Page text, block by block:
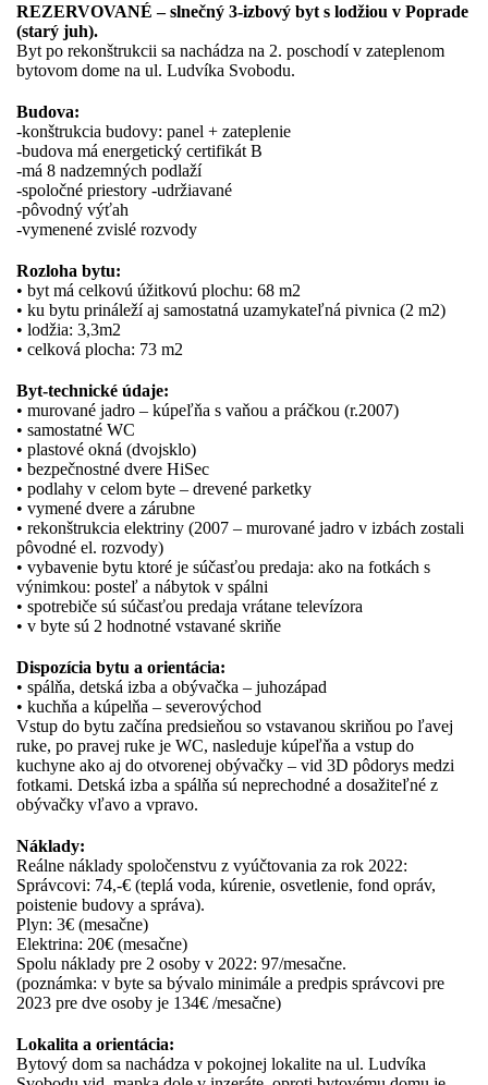
REZERVOVANÉ – slnečný 3-izbový byt s lodžiou v Poprade
(starý juh).
Byt po rekonštrukcii sa nachádza na 2. poschodí v zateplenom
bytovom dome na ul. Ludvíka Svobodu.
Budova:
-konštrukcia budovy: panel + zateplenie
-budova má energetický certifikát B
-má 8 nadzemných podlaží
-spoločné priestory -udržiavané
-pôvodný výťah
-vymenené zvislé rozvody
Rozloha bytu:
• byt má celkovú úžitkovú plochu: 68 m2
• ku bytu prináleží aj samostatná uzamykateľná pivnica (2 m2)
• lodžia: 3,3m2
• celková plocha: 73 m2
Byt-technické údaje:
• murované jadro – kúpeľňa s vaňou a práčkou (r.2007)
• samostatné WC
• plastové okná (dvojsklo)
• bezpečnostné dvere HiSec
• podlahy v celom byte – drevené parketky
• vymené dvere a zárubne
• rekonštrukcia elektriny (2007 – murované jadro v izbách zostali
pôvodné el. rozvody)
• vybavenie bytu ktoré je súčasťou predaja: ako na fotkách s
výnimkou: posteľ a nábytok v spálni
• spotrebiče sú súčasťou predaja vrátane televízora
• v byte sú 2 hodnotné vstavané skriňe
Dispozícia bytu a orientácia:
• spálňa, detská izba a obývačka – juhozápad
• kuchňa a kúpelňa – severovýchod
Vstup do bytu začína predsieňou so vstavanou skriňou po ľavej
ruke, po pravej ruke je WC, nasleduje kúpeľňa a vstup do
kuchyne ako aj do otvorenej obývačky – vid 3D pôdorys medzi
fotkami. Detská izba a spálňa sú neprechodné a dosažiteľné z
obývačky vľavo a vpravo.
Náklady:
Reálne náklady spoločenstvu z vyúčtovania za rok 2022:
Správcovi: 74,-€ (teplá voda, kúrenie, osvetlenie, fond opráv,
poistenie budovy a správa).
Plyn: 3€ (mesačne)
Elektrina: 20€ (mesačne)
Spolu náklady pre 2 osoby v 2022: 97/mesačne.
(poznámka: v byte sa bývalo minimále a predpis správcovi pre
2023 pre dve osoby je 134€ /mesačne)
Lokalita a orientácia:
Bytový dom sa nachádza v pokojnej lokalite na ul. Ludvíka